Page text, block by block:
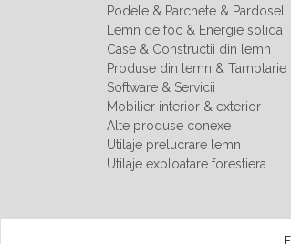
Podele & Parchete & Pardoseli
Lemn de foc & Energie solida
Case & Constructii din lemn
Produse din lemn & Tamplarie
Software & Servicii
Mobilier interior & exterior
Alte produse conexe
Utilaje prelucrare lemn
Utilaje exploatare forestiera